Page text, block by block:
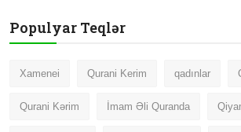
Populyar Teqlər
Xamenei Qurani Kerim qadınlar
Qurani Kərim İmam Əli Quranda